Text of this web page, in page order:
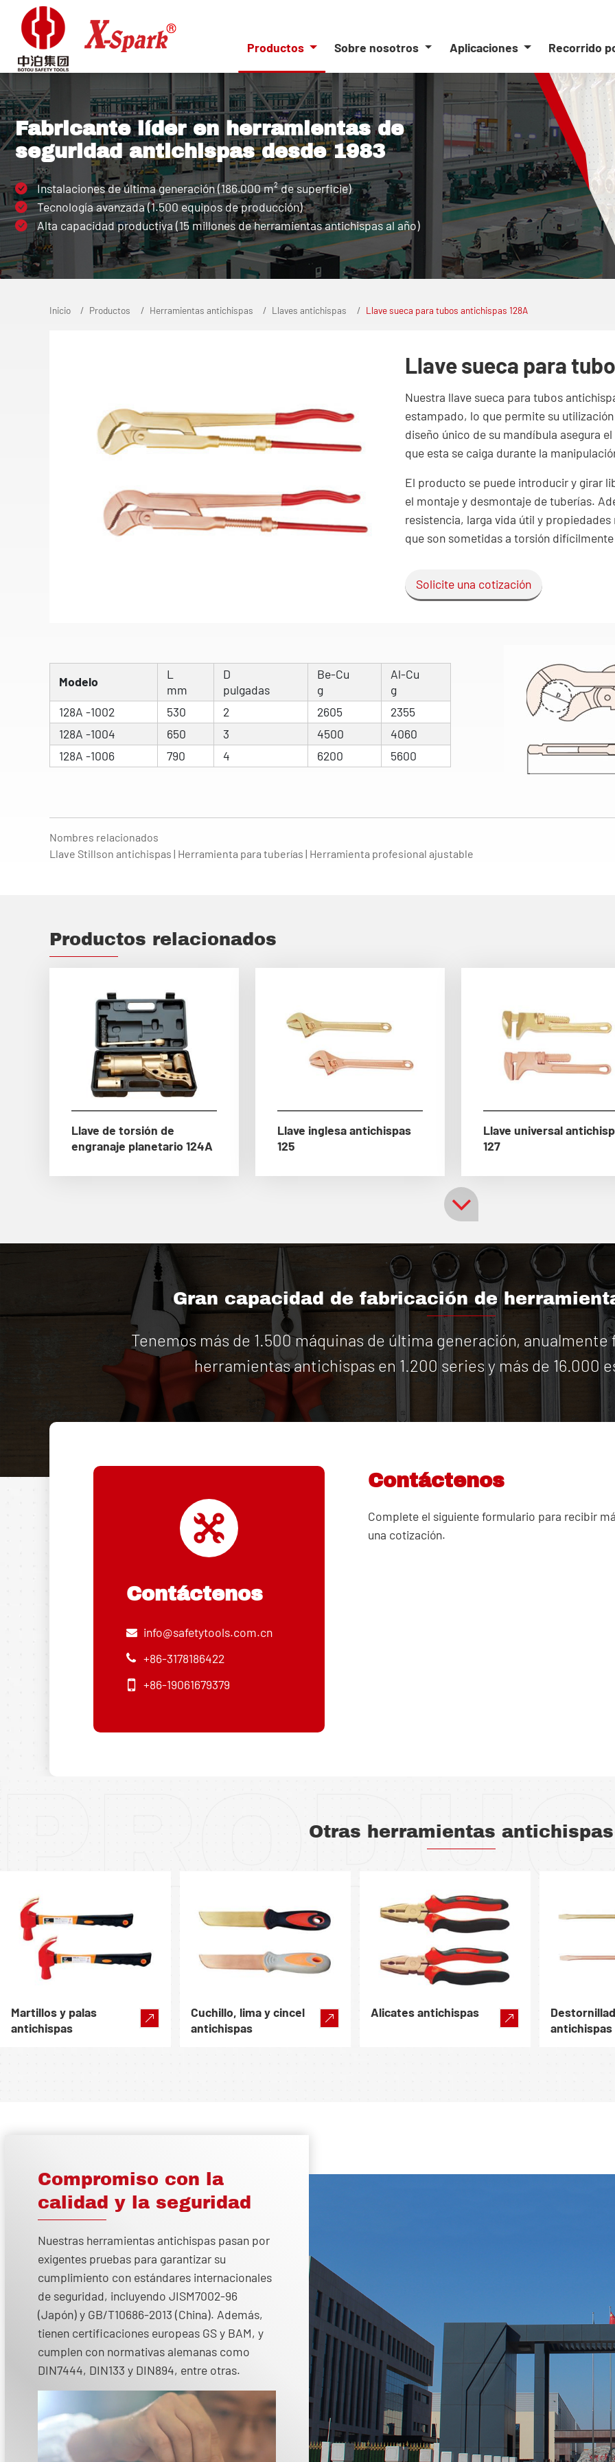
Productos Sobre nosotros Aplicaciones Recorrido
Fabricante líder en herramientas de
seguridad antichispas desde 1983
Instalaciones de última generación (186.000 m² de superficie)
Tecnología avanzada (1.500 equipos de producción)
Alta capacidad productiva (15 millones de herramientas antichispas al año)
Inicio Productos Herramientas antichispas Llaves antichispas Llave sueca para tubos antichispas 128A
Llave sueca para
Nuestra llave sueca para tubos
estampado, lo que permite su
diseño único de su mandíbula asegura
que esta se caiga durante la
El producto se puede introducir y girar
el montaje y desmontaje de tuberías.
resistencia, larga vida útil y
que son sometidas a torsión
Solicite una cotización
Modelo
L
mm
D
pulgadas
Be-Cu
g
Al-Cu
g
128A -1002
530 2 2605
2355
128A -1004
650 3 4500
4060
128A -1006
790 4 6200 5600
Nombres relacionados
Llave Stillson antichispas | Herramienta para tuberías | Herramienta profesional ajustable
Productos relacionados
Llave de torsión de
engranaje planetario 124A
Llave inglesa antichispas
125
Llave universal
127
Gran capacidad de fabricación de
Tenemos más de 1.500 máquinas de última generación, anualmente
herramientas antichispas en 1.200 series y más de 16.000
Contáctenos
info@safetytools.com.cn
+86-3178186422
+86-19061679379
Contáctenos
Complete el siguiente formulario para recibir
una cotización.
Otras herramientas antichispas
Martillos y palas
antichispas
Cuchillo, lima y cincel
antichispas
Alicates antichispas
antichispas
Compromiso con la
calidad y la seguridad
Nuestras herramientas antichispas pasan por
exigentes pruebas para garantizar su
cumplimiento con estándares internacionales
de seguridad, incluyendo JISM7002-96
(Japón) y GB/T10686-2013 (China). Además,
tienen certificaciones europeas GS y BAM, y
cumplen con normativas alemanas como
DIN7444, DIN133 y DIN894, entre otras.